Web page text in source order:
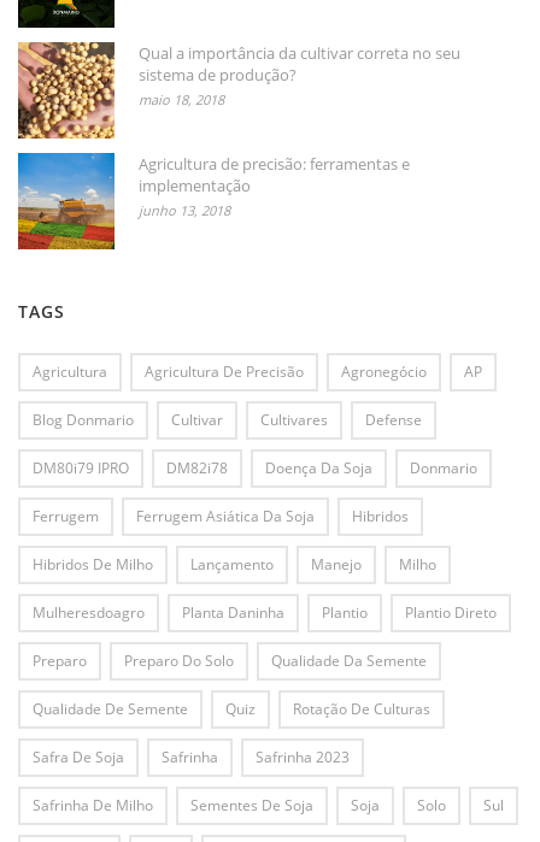
Qual a importância da cultivar correta no seu
sistema de produção?
maio 18, 2018
Agricultura de precisão: ferramentas e
implementação
junho 13, 2018
TAGS
Agricultura Agricultura De Precisão Agronegócio AP
Blog Donmario Cultivar Cultivares Defense
DM80i79 IPRO DM82i78 Doença Da Soja Donmario
Ferrugem Ferrugem Asiática Da Soja Hibridos
Hibridos De Milho Lançamento Manejo Milho
Mulheresdoagro Planta Daninha Plantio Plantio Direto
Preparo Preparo Do Solo Qualidade Da Semente
Qualidade De Semente Quiz Rotação De Culturas
Safra De Soja Safrinha Safrinha 2023
Safrinha De Milho Sementes De Soja Soja Solo Sul